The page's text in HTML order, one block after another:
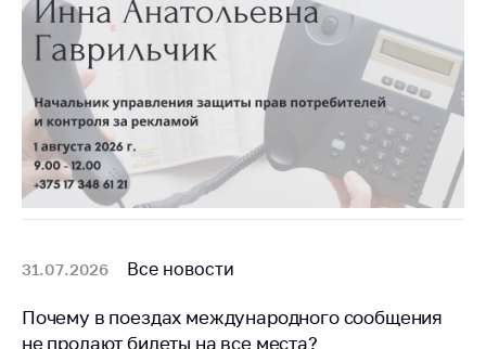
Общественное
обсуждение
проектов
Маркировка
товаров
Упрощение условий
ведения бизнеса
предотвращению
COVID-19 для
субъектов торговли,
31.07.2026 Все новости
Почему в поездах международного сообщения
не продают билеты на все места?